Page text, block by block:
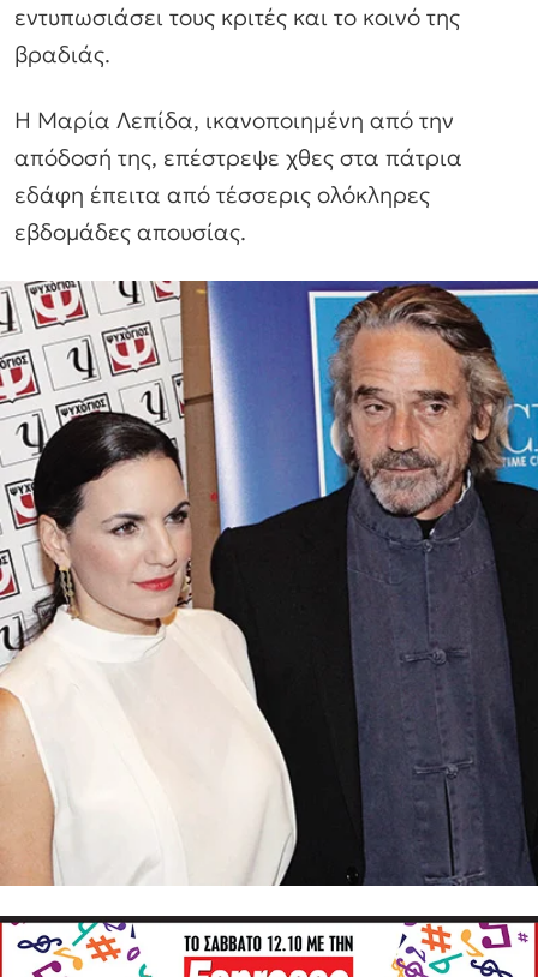
εντυπωσιάσει τους κριτές και το κοινό της
βραδιάς.
Η Μαρία Λεπίδα, ικανοποιημένη από την
απόδοσή της, επέστρεψε χθες στα πάτρια
εδάφη έπειτα από τέσσερις ολόκληρες
εβδομάδες απουσίας.